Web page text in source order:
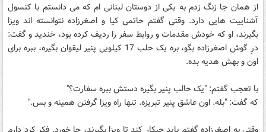
از همان جا زنگ زدم به یکی از دوستان لبنانی ام که می دانستم با کنسول
آشناییت هایی دارد. وقتی گفتم حاتمی کیا و اصغرزاده نتوانسته اند ویزا
بگیرند، او که خودش مقدمات و روابط سفر را ردیف کرده بود، خندید و گفت:
درِ گوش اصغرزاده بگو، بره یک حلب 17 کیلویی پنیر لیقوان بگیره، ببره برای
اون و بهش هدیه بده.
با تعجب گفتم: "یک حالب پنیر بگیره دستش ببره سفارت؟"
که گفت: "بله. اون عاشق پنیر تبریزه. تنها راه ویزا گرفتن همینه و بس."